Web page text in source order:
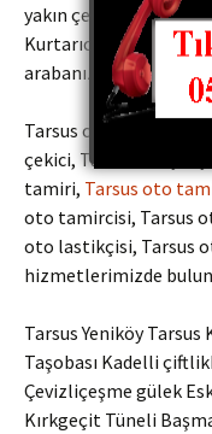
yakın çekici
Kurtarıcılar Yol
arabanızı
Tarsus oto Kurtarma,
çekici, Tarsus oto yol
tamiri, Tarsus oto
oto tamircisi, Tarsus
oto lastikçisi, Tarsus
hizmetlerimizde
Tarsus Yeniköy Tarsus
Taşobası Kadelli
Çevizliçeşme gülek
Kırkgeçit Tüneli